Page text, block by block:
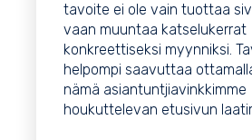
tavoite ei ole vain tuottaa
vaan muuntaa katselukerrat
konkreettiseksi myynniksi.
helpompi saavuttaa
nämä asiantuntjiavinkkimme
houkuttelevan etusivun